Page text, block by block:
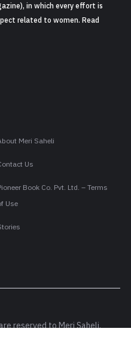
in which every effort is
related to women. Read
Meri Saheli
Us
Book Co. Pvt. Ltd. – Terms
Use
reserved to Meri Saheli.